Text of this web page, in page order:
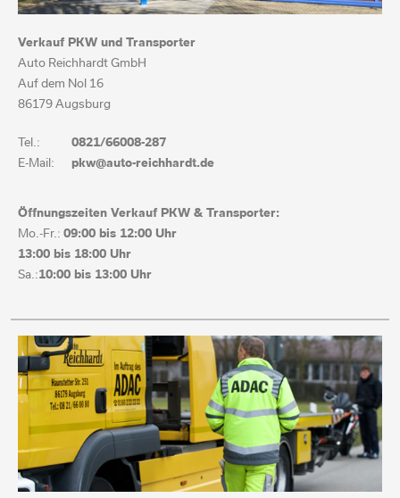
Verkauf PKW und Transporter
Auto Reichhardt GmbH
Auf dem Nol 16
86179 Augsburg
Tel.:
0821/66008-287
E-Mail:
pkw@auto-reichhardt.de
Öffnungszeiten Verkauf PKW & Transporter:
Mo.-Fr.:09:00 bis 12:00 Uhr
13:00 bis 18:00 Uhr
Sa.:10:00 bis 13:00 Uhr